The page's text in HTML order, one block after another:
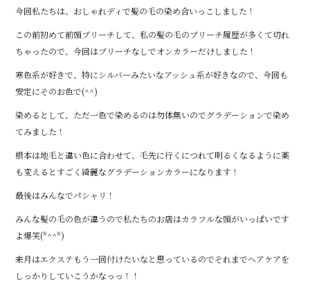
今回私たちは、おしゃれディで髪の毛の染め合いっこしました！
この前初めて前頭ブリーチして、私の髪の毛のブリーチ履歴が多くて切れ
ちゃったので、今回はブリーチなしでオンカラーだけしました！
寒色系が好きで、特にシルバーみたいなアッシュ系が好きなので、今回も
安定にそのお色で(^^)
染めるとして、ただ一色で染めるのは勿体無いのでグラデーションで染め
てみました！
根本は地毛と違い色に合わせて、毛先に行くにつれて明るくなるように薬
も変えるとすごく綺麗なグラデーションカラーになります！
最後はみんなでパシャリ！
みんな髪の毛の色が違うので私たちのお店はカラフルな頭がいっぱいです
よ爆笑(*^^*)
来月はエクステもう一回付けたいなと思っているのでそれまでヘアケアを
しっかりしていこうかなっっ！！